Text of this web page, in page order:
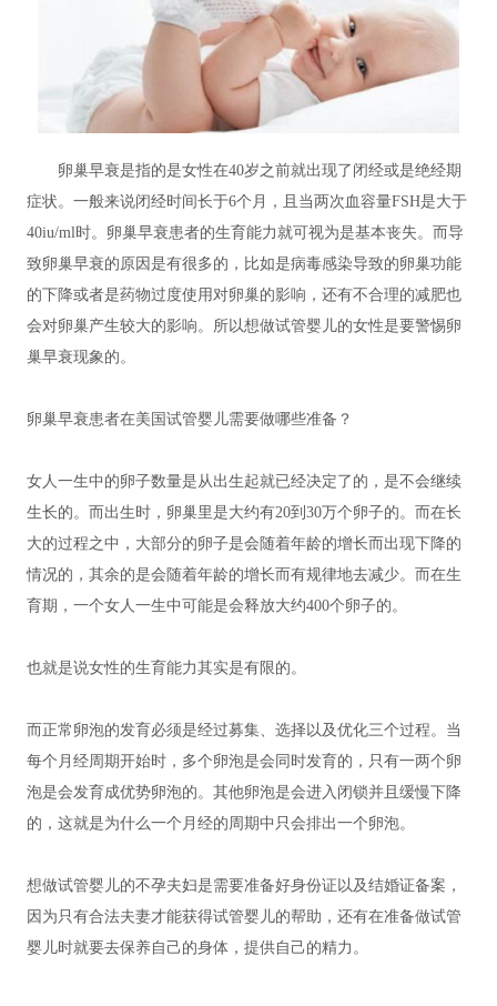
卵巢早衰是指的是女性在40岁之前就出现了闭经或是绝经期
症状。一般来说闭经时间长于6个月，且当两次血容量FSH是大于
40iu/ml时。卵巢早衰患者的生育能力就可视为是基本丧失。而导
致卵巢早衰的原因是有很多的，比如是病毒感染导致的卵巢功能
的下降或者是药物过度使用对卵巢的影响，还有不合理的减肥也
会对卵巢产生较大的影响。所以想做试管婴儿的女性是要警惕卵
巢早衰现象的。
卵巢早衰患者在美国试管婴儿需要做哪些准备？
女人一生中的卵子数量是从出生起就已经决定了的，是不会继续
生长的。而出生时，卵巢里是大约有20到30万个卵子的。而在长
大的过程之中，大部分的卵子是会随着年龄的增长而出现下降的
情况的，其余的是会随着年龄的增长而有规律地去减少。而在生
育期，一个女人一生中可能是会释放大约400个卵子的。
也就是说女性的生育能力其实是有限的。
而正常卵泡的发育必须是经过募集、选择以及优化三个过程。当
每个月经周期开始时，多个卵泡是会同时发育的，只有一两个卵
泡是会发育成优势卵泡的。其他卵泡是会进入闭锁并且缓慢下降
的，这就是为什么一个月经的周期中只会排出一个卵泡。
想做试管婴儿的不孕夫妇是需要准备好身份证以及结婚证备案，
因为只有合法夫妻才能获得试管婴儿的帮助，还有在准备做试管
婴儿时就要去保养自己的身体，提供自己的精力。